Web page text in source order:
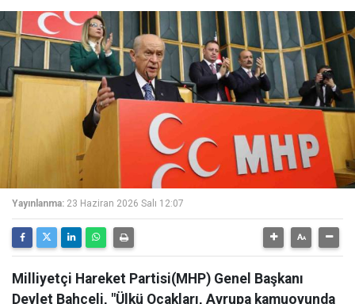
Yayınlanma: 23 Haziran 2026 Salı 12:07
Milliyetçi Hareket Partisi(MHP) Genel Başkanı
Devlet Bahçeli, "Ülkü Ocakları, Avrupa kamuoyunda